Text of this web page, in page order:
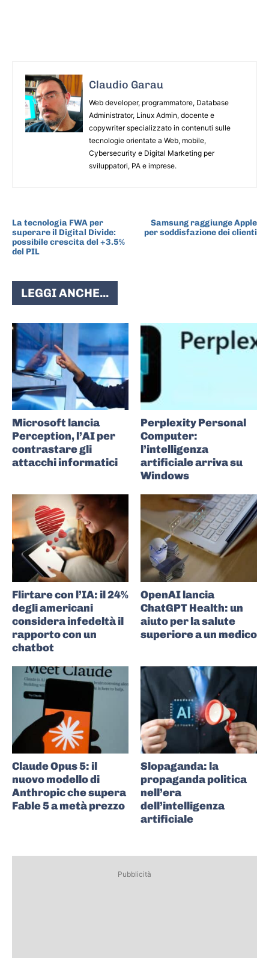
Claudio Garau
Web developer, programmatore, Database
Administrator, Linux Admin, docente e
copywriter specializzato in contenuti sulle
tecnologie orientate a Web, mobile,
Cybersecurity e Digital Marketing per
sviluppatori, PA e imprese.
La tecnologia FWA per
superare il Digital Divide:
possibile crescita del +3.5%
del PIL
Samsung raggiunge Apple
per soddisfazione dei clienti
LEGGI ANCHE...
Microsoft lancia
Perception, l’AI per
contrastare gli
attacchi informatici
Perplexity Personal
Computer:
l’intelligenza
artificiale arriva su
Windows
Flirtare con l’IA: il 24%
degli americani
considera infedeltà il
rapporto con un
chatbot
OpenAI lancia
ChatGPT Health: un
aiuto per la salute
superiore a un medico
Claude Opus 5: il
nuovo modello di
Anthropic che supera
Fable 5 a metà prezzo
Slopaganda: la
propaganda politica
nell’era
dell’intelligenza
artificiale
Pubblicità